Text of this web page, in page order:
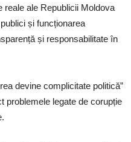
reale ale Republicii Moldova
și funcționarea
și responsabilitate în
devine complicitate politică”
problemele legate de corupție